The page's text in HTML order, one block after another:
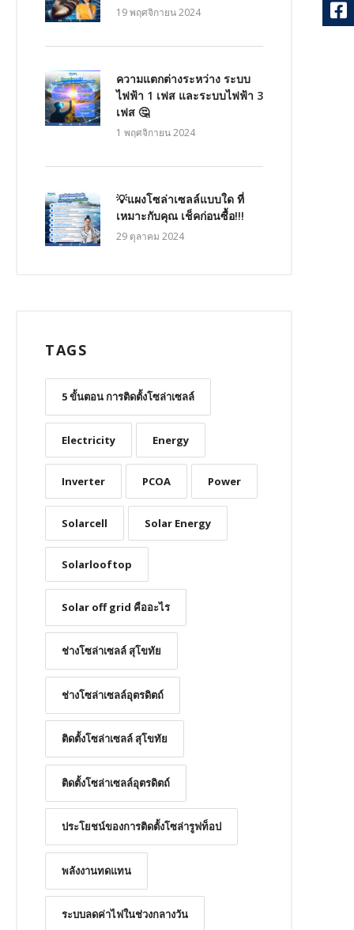
19 พฤศจิกายน 2024
ความแตกต่างระหว่าง ระบบ
ไฟฟ้า 1 เฟส และระบบไฟฟ้า 3
เฟส 🤔
1 พฤศจิกายน 2024
💡แผงโซล่าเซลล์แบบใด ที่
เหมาะกับคุณ เช็คก่อนซื้อ!!!
29 ตุลาคม 2024
TAGS
5 ขั้นตอน การติดตั้งโซล่าเซลล์
Electricity Energy
Inverter PCOA Power
Solarcell Solar Energy
Solarlooftop
Solar off grid คืออะไร
ช่างโซล่าเซลล์ สุโขทัย
ช่างโซล่าเซลล์อุตรดิตถ์
ติดตั้งโซล่าเซลล์ สุโขทัย
ติดตั้งโซล่าเซลล์อุตรดิตถ์
ประโยชน์ของการติดตั้งโซล่ารูฟท็อป
พลังงานทดแทน
ระบบลดค่าไฟในช่วงกลางวัน